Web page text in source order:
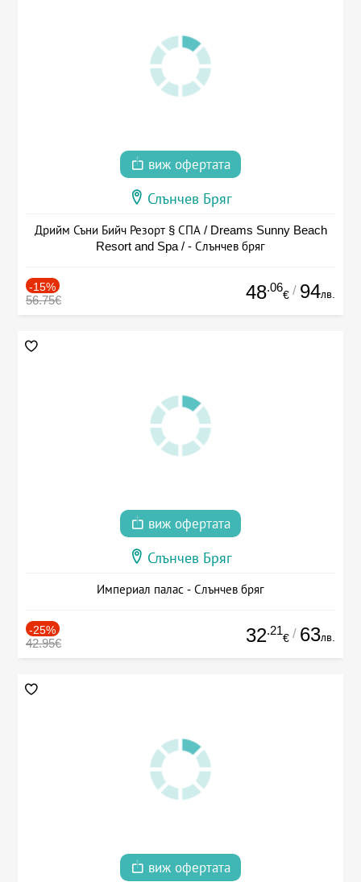
виж офертата
Слънчев Бряг
Дрийм Съни Бийч Резорт § СПА / Dreams Sunny Beach
Resort and Spa / - Слънчев бряг
-15%
56.75€ 48.06
€ / 94лв.
виж офертата
Слънчев Бряг
Империал палас - Слънчев бряг
-25%
42.95€ 32.21
€ / 63лв.
виж офертата